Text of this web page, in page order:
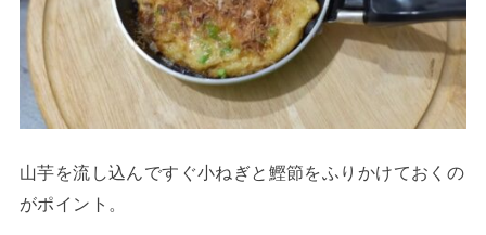
山芋を流し込んですぐ小ねぎと鰹節をふりかけておくの
がポイント。